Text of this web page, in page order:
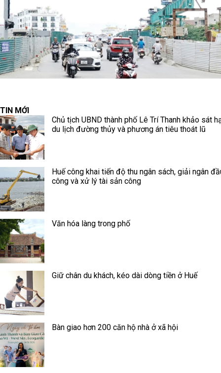
TIN MỚI
Chủ tịch UBND thành phố Lê Trí Thanh khảo sát
du lịch đường thủy và phương án tiêu thoát lũ
Huế công khai tiến độ thu ngân sách, giải ngân
công và xử lý tài sản công
Văn hóa làng trong phố
Giữ chân du khách, kéo dài dòng tiền ở Huế
Bàn giao hơn 200 căn hộ nhà ở xã hội